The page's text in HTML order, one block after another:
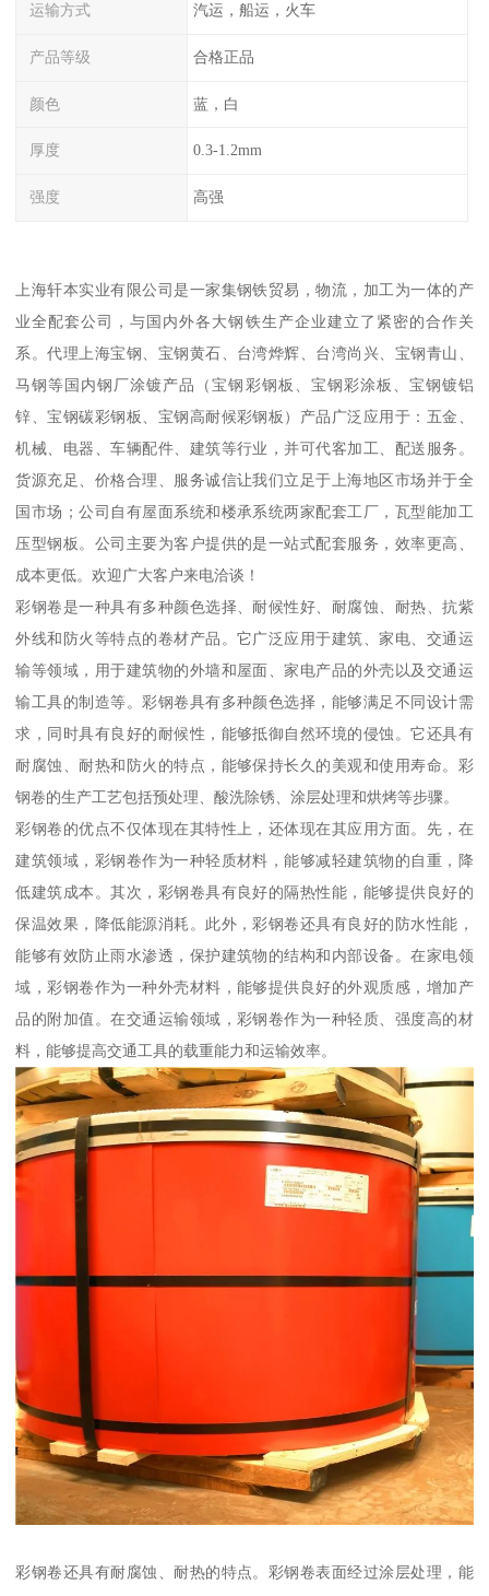
运输方式 汽运，船运，火车
产品等级 合格正品
颜色 蓝，白
厚度 0.3-1.2mm
强度 高强
上海轩本实业有限公司是一家集钢铁贸易，物流，加工为一体的产
业全配套公司，与国内外各大钢铁生产企业建立了紧密的合作关
系。代理上海宝钢、宝钢黄石、台湾烨辉、台湾尚兴、宝钢青山、
马钢等国内钢厂涂镀产品（宝钢彩钢板、宝钢彩涂板、宝钢镀铝
锌、宝钢碳彩钢板、宝钢高耐候彩钢板）产品广泛应用于：五金、
机械、电器、车辆配件、建筑等行业，并可代客加工、配送服务。
货源充足、价格合理、服务诚信让我们立足于上海地区市场并于全
国市场；公司自有屋面系统和楼承系统两家配套工厂，瓦型能加工
压型钢板。公司主要为客户提供的是一站式配套服务，效率更高、
成本更低。欢迎广大客户来电洽谈！
彩钢卷是一种具有多种颜色选择、耐候性好、耐腐蚀、耐热、抗紫
外线和防火等特点的卷材产品。它广泛应用于建筑、家电、交通运
输等领域，用于建筑物的外墙和屋面、家电产品的外壳以及交通运
输工具的制造等。彩钢卷具有多种颜色选择，能够满足不同设计需
求，同时具有良好的耐候性，能够抵御自然环境的侵蚀。它还具有
耐腐蚀、耐热和防火的特点，能够保持长久的美观和使用寿命。彩
钢卷的生产工艺包括预处理、酸洗除锈、涂层处理和烘烤等步骤。
彩钢卷的优点不仅体现在其特性上，还体现在其应用方面。先，在
建筑领域，彩钢卷作为一种轻质材料，能够减轻建筑物的自重，降
低建筑成本。其次，彩钢卷具有良好的隔热性能，能够提供良好的
保温效果，降低能源消耗。此外，彩钢卷还具有良好的防水性能，
能够有效防止雨水渗透，保护建筑物的结构和内部设备。在家电领
域，彩钢卷作为一种外壳材料，能够提供良好的外观质感，增加产
品的附加值。在交通运输领域，彩钢卷作为一种轻质、强度高的材
料，能够提高交通工具的载重能力和运输效率。
彩钢卷还具有耐腐蚀、耐热的特点。彩钢卷表面经过涂层处理，能